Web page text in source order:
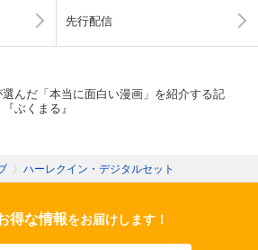
先行配信
んだ「本当に面白い漫画」を紹介する記
ぶくまる』
〉 ハーレクイン・デジタルセット
得な情報をお届けします！